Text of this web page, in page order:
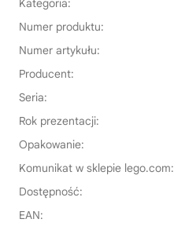
Kategoria:
Numer produktu:
Numer artykułu:
Producent:
Seria:
Rok prezentacji:
Opakowanie:
Komunikat w sklepie lego.com:
Dostępność:
EAN: